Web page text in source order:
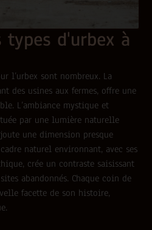
d'urbex à
l’urbex sont nombreux. La
des usines aux fermes, offre une
L’ambiance mystique et
par une lumière naturelle
une dimension presque
naturel environnant, avec ses
crée un contraste saisissant
abandonnés. Chaque coin de
facette de son histoire,